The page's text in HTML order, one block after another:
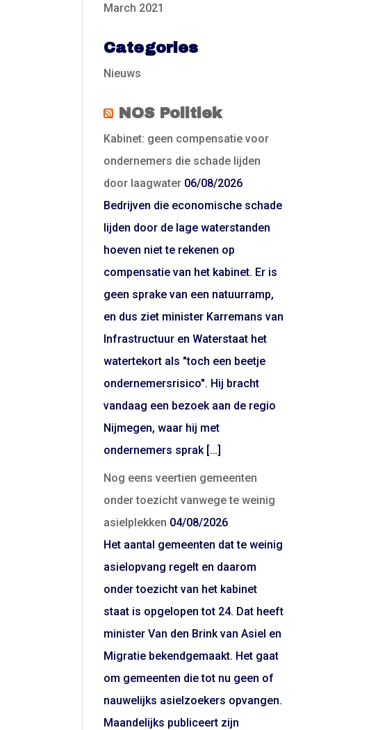
March 2021
Categories
Nieuws
NOS Politiek
Kabinet: geen compensatie voor
ondernemers die schade lijden
door laagwater 06/08/2026
Bedrijven die economische schade
lijden door de lage waterstanden
hoeven niet te rekenen op
compensatie van het kabinet. Er is
geen sprake van een natuurramp,
en dus ziet minister Karremans van
Infrastructuur en Waterstaat het
watertekort als "toch een beetje
ondernemersrisico". Hij bracht
vandaag een bezoek aan de regio
Nijmegen, waar hij met
ondernemers sprak […]
Nog eens veertien gemeenten
onder toezicht vanwege te weinig
asielplekken 04/08/2026
Het aantal gemeenten dat te weinig
asielopvang regelt en daarom
onder toezicht van het kabinet
staat is opgelopen tot 24. Dat heeft
minister Van den Brink van Asiel en
Migratie bekendgemaakt. Het gaat
om gemeenten die tot nu geen of
nauwelijks asielzoekers opvangen.
Maandelijks publiceert zijn